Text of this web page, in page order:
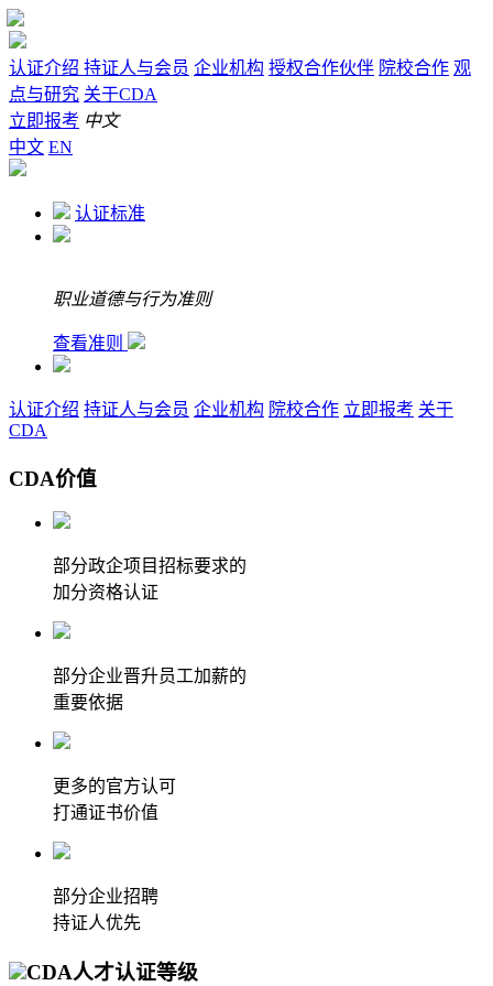
认证介绍 持证人与会员 企业机构 授权合作伙伴 院校合作 观
点与研究 关于CDA
立即报考 中文
中文 EN
认证标准
职业道德与行为准则
查看准则
认证介绍 持证人与会员 企业机构 院校合作 立即报考 关于
CDA
CDA价值
部分政企项目招标要求的
加分资格认证
部分企业晋升员工加薪的
重要依据
更多的官方认可
打通证书价值
部分企业招聘
持证人优先
CDA人才认证等级